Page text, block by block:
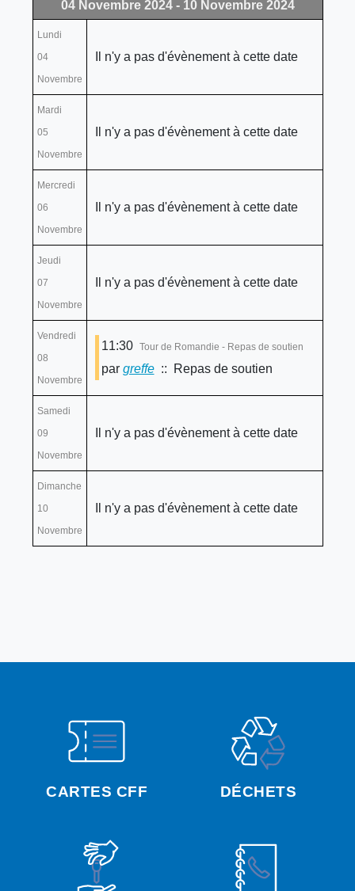
CARTES CFF DÉCHETS
04 Novembre 2024 - 10 Novembre 2024
Lundi
04
Novembre
Il n'y a pas d'évènement à cette date
Mardi
05
Novembre
Il n'y a pas d'évènement à cette date
Mercredi
06
Novembre
Il n'y a pas d'évènement à cette date
Jeudi
07
Novembre
Il n'y a pas d'évènement à cette date
Vendredi
08
Novembre
11:30 Tour de Romandie - Repas de soutien
par greffe:: Repas de soutien
Samedi
09
Novembre
Il n'y a pas d'évènement à cette date
Dimanche
10
Novembre
Il n'y a pas d'évènement à cette date